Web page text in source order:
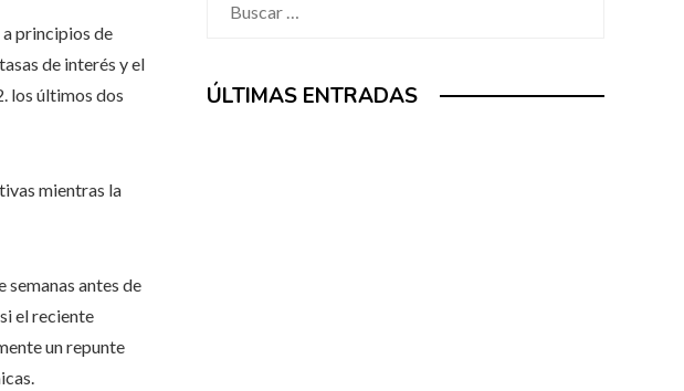
principios de
de interés y el
los últimos dos
mientras la
semanas antes de
el reciente
un repunte
ÚLTIMAS ENTRADAS